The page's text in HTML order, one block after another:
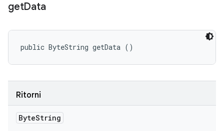
getData
public ByteString getData ()
Ritorni
ByteString